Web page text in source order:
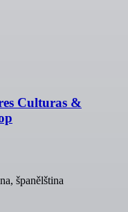
Culturas &
španělština